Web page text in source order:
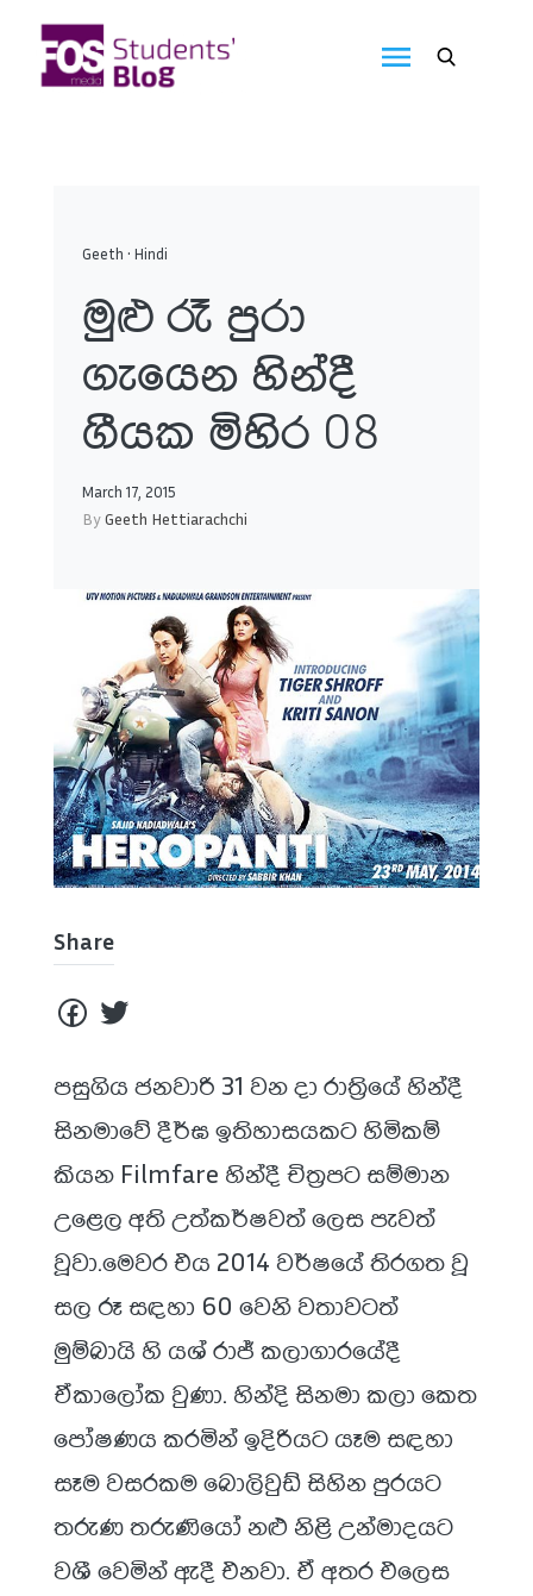
content
Geeth • Hindi
මුළු රෑ පුරා
ගැයෙන හින්දී
ගීයක මිහිර 08
March 17, 2015
ByGeeth Hettiarachchi
Share
පසුගිය ජනවාරි 31 වන දා රාත්‍රියේ හින්දී
සිනමාවේ දීර්ඝ ඉතිහාසයකට හිමිකම්
කියන Filmfare හින්දී චිත්‍රපට සම්මාන
උළෙල අති උත්කර්ෂවත් ලෙස පැවත්
වූවා.මෙවර එය 2014 වර්ෂයේ තිරගත වූ
සල රූ සඳහා 60 වෙනි වතාවටත්
මුම්බායි හි යශ් රාජ් කලාගාරයේදී
ඒකාලෝක වුණා. හින්දි සිනමා කලා කෙත
පෝෂණය කරමින් ඉදිරියට යෑම සඳහා
සෑම වසරකම බොලිවුඩ් සිහින පුරයට
තරුණ තරුණියෝ නළු නිළි උන්මාදයට
වශී වෙමින් ඇදී එනවා. ඒ අතර එලෙස